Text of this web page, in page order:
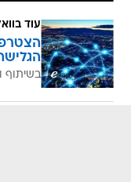
עוד
בשיתוף